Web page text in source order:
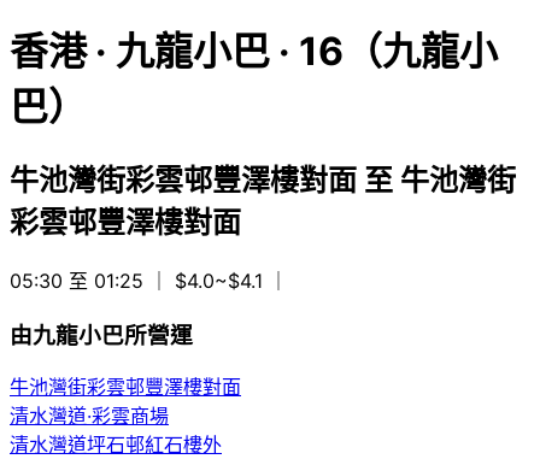
香港· 九龍小巴 · 16（九龍小
巴）
牛池灣街彩雲邨豐澤樓對面 至 牛池灣街
彩雲邨豐澤樓對面
05:30 至 01:25 ｜ $4.0~$4.1
由九龍小巴所營運
牛池灣街彩雲邨豐澤樓對面
清水灣道·彩雲商場
清水灣道坪石邨紅石樓外